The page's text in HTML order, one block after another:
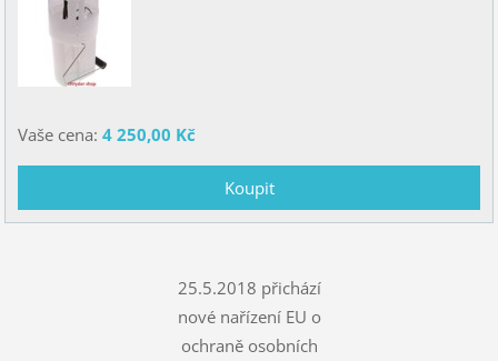
Vaše cena: 4 250,00 Kč
25.5.2018 přichází
nové nařízení EU o
ochraně osobních